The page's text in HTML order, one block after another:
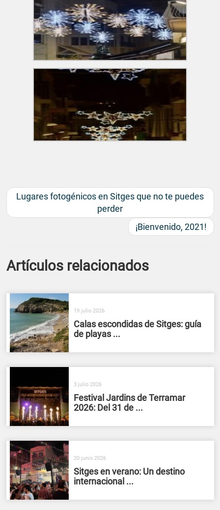
Lugares fotogénicos en Sitges que no te puedes
perder
¡Bienvenido, 2021!
Artículos relacionados
19 julio 2026
Calas escondidas de Sitges: guía
de playas ...
3 julio 2026
Festival Jardins de Terramar
2026: Del 31 de ...
20 junio 2026
Sitges en verano: Un destino
internacional ...